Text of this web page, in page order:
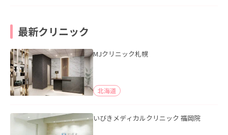
最新クリニック
MJクリニック札幌
北海道
いびきメディカルクリニック 福岡院